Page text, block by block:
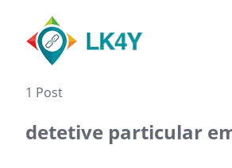
content
1 Post
detetive particular